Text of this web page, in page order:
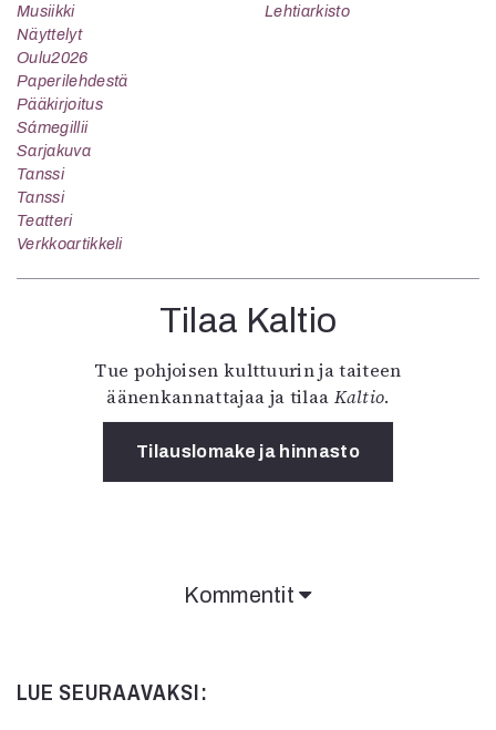
Musiikki
Näyttelyt
Oulu2026
Paperilehdestä
Pääkirjoitus
Sámegillii
Sarjakuva
Tanssi
Tanssi
Teatteri
Verkkoartikkeli
Lehtiarkisto
Tilaa Kaltio
Tue pohjoisen kulttuurin ja taiteen
äänenkannattajaa ja tilaa Kaltio.
Tilauslomake ja hinnasto
Kommentit
LUE SEURAAVAKSI: